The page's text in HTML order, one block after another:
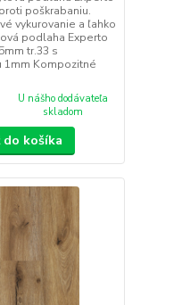
poškrabaniu.
vykurovanie a ľahko
podlaha Experto
tr.33 s
1mm Kompozitné
U nášho dodávateľa
skladom
do košíka